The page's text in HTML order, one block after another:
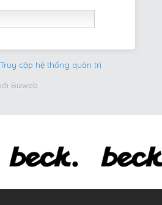
Truy cập hệ thống quản trị
Bizweb